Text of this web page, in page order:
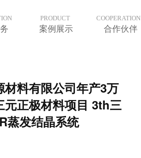
案例展示 合作伙伴
PRODUCT COOPERATION
料有限公司年产3万
元正极材料项目 3th三
蒸发结晶系统